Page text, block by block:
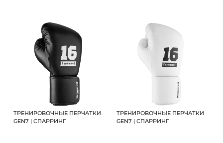
ТРЕНИРОВОЧНЫЕ ПЕРЧАТКИ
GEN7 | СПАРРИНГ
ТРЕНИРОВОЧНЫЕ ПЕРЧАТКИ
GEN7 | СПАРРИНГ